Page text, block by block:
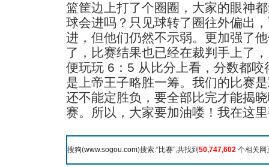
篮筐边上打了个圈圈，大家的眼神
球会进吗？只见球转了圈往外偏出
进，但他们仍然不示弱。更加强了
了，比赛结果也已经在裁判手上了
便玩玩 6：5 从比分上看，分数都
是上帝王子略胜一筹。我们的比赛
还不能定胜负，要全部比完才能揭
赛。所以，大家要加油喽！我在这
搜狗(www.sogou.com)搜索:“比赛”,共找到 50,747,602 个相关网